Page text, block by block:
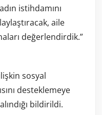
istihdamını
aile
değerlendirdik.”
sosyal
desteklemeye
bildirildi.